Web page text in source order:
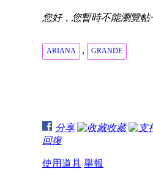
您好，您暫時不能瀏覽
ARIANA , GRANDE
分享 收藏
回復
使用道具 舉報